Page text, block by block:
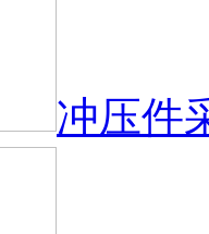
冲压件